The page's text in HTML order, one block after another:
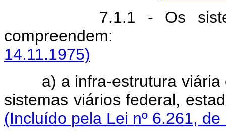
7.1.1 - Os
14.11.1975)
a) a infra-estrutura
sistemas viários
(Incluído pela Lei nº 6.261,